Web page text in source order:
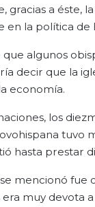
gracias a éste,
la política de
algunos
decir que la
economía.
los
tuvo
hasta prestar
mencionó fue
muy devota